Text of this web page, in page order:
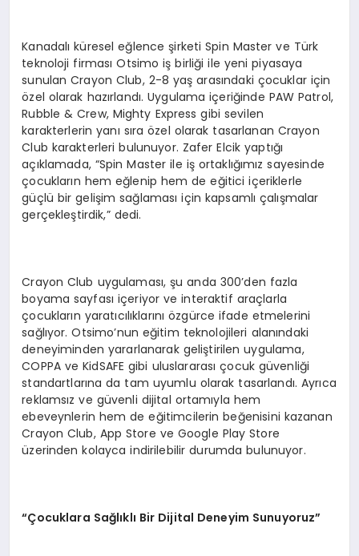
Kanadalı küresel eğlence şirketi Spin Master ve Türk
teknoloji firması Otsimo iş birliği ile yeni piyasaya
sunulan Crayon Club, 2-8 yaş arasındaki çocuklar için
özel olarak hazırlandı. Uygulama içeriğinde PAW Patrol,
Rubble & Crew, Mighty Express gibi sevilen
karakterlerin yanı sıra özel olarak tasarlanan Crayon
Club karakterleri bulunuyor. Zafer Elcik yaptığı
açıklamada, “Spin Master ile iş ortaklığımız sayesinde
çocukların hem eğlenip hem de eğitici içeriklerle
güçlü bir gelişim sağlaması için kapsamlı çalışmalar
gerçekleştirdik,” dedi.
Crayon Club uygulaması, şu anda 300’den fazla
boyama sayfası içeriyor ve interaktif araçlarla
çocukların yaratıcılıklarını özgürce ifade etmelerini
sağlıyor. Otsimo’nun eğitim teknolojileri alanındaki
deneyiminden yararlanarak geliştirilen uygulama,
COPPA ve KidSAFE gibi uluslararası çocuk güvenliği
standartlarına da tam uyumlu olarak tasarlandı. Ayrıca
reklamsız ve güvenli dijital ortamıyla hem
ebeveynlerin hem de eğitimcilerin beğenisini kazanan
Crayon Club, App Store ve Google Play Store
üzerinden kolayca indirilebilir durumda bulunuyor.
“Çocuklara Sağlıklı Bir Dijital Deneyim Sunuyoruz”